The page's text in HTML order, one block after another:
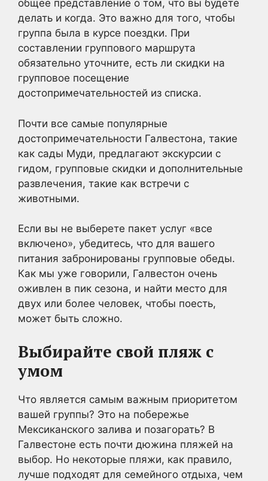
общее представление о том, что вы будете
делать и когда. Это важно для того, чтобы
группа была в курсе поездки. При
составлении группового маршрута
обязательно уточните, есть ли скидки на
групповое посещение
достопримечательностей из списка.
Почти все самые популярные
достопримечательности Галвестона, такие
как сады Муди, предлагают экскурсии с
гидом, групповые скидки и дополнительные
развлечения, такие как встречи с
животными.
Если вы не выберете пакет услуг «все
включено», убедитесь, что для вашего
питания забронированы групповые обеды.
Как мы уже говорили, Галвестон очень
оживлен в пик сезона, и найти место для
двух или более человек, чтобы поесть,
может быть сложно.
Выбирайте свой пляж с
умом
Что является самым важным приоритетом
вашей группы? Это на побережье
Мексиканского залива и позагорать? В
Галвестоне есть почти дюжина пляжей на
выбор. Но некоторые пляжи, как правило,
лучше подходят для семейного отдыха, чем